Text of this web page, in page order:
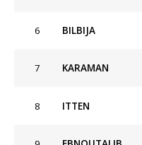
6 BILBIJA
7 KARAMAN
8 ITTEN